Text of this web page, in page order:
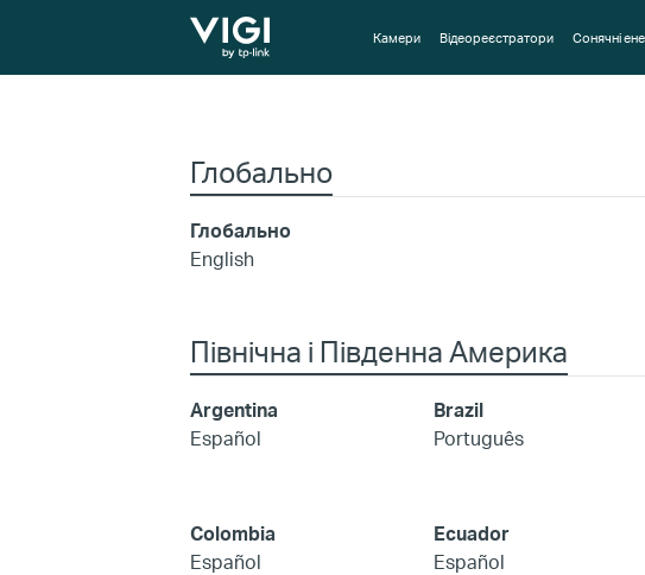
TP-Link, Reliably Smart Камери Відеореєстратори Сонячні
Глобально
Глобально
English
Північна і Південна Америка
Argentina
Español
Brazil
Português
Colombia
Español
Ecuador
Español